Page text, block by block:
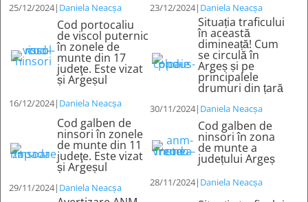
25/12/2024| Daniela Neacșa 23/12/2024| Daniela Neacșa
Cod portocaliu
de viscol puternic
în zonele de
munte din 17
judeţe. Este vizat
și Argeșul
16/12/2024| Daniela Neacșa
Situația traficului
în această
dimineață! Cum
se circulă în
Argeș și pe
principalele
drumuri din țară
30/11/2024| Daniela Neacșa
Cod galben de
ninsori în zonele
de munte din 11
judeţe. Este vizat
și Argeșul
29/11/2024| Daniela Neacșa
Cod galben de
ninsori în zona
de munte a
județului Argeș
28/11/2024| Daniela Neacșa